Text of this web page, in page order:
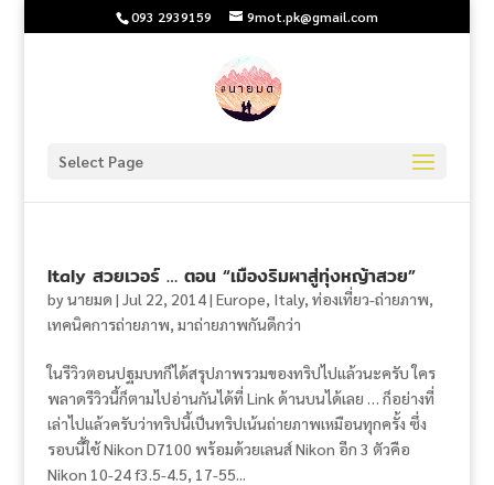
093 2939159 9mot.pk@gmail.com
Select Page
Italy สวยเวอร์ … ตอน “เมืองริมผาสู่ทุ่งหญ้าสวย”
byนายมด | Jul 22, 2014| Europe, Italy, ท่องเที่ยว-ถ่ายภาพ,
เทคนิคการถ่ายภาพ, มาถ่ายภาพกันดีกว่า
ในรีวิวตอนปฐมบทก็ได้สรุปภาพรวมของทริปไปแล้วนะครับ ใคร
พลาดรีวิวนี้ก็ตามไปอ่านกันได้ที่ Link ด้านบนได้เลย … ก็อย่างที่
เล่าไปแล้วครับว่าทริปนี้เป็นทริปเน้นถ่ายภาพเหมือนทุกครั้ง ซึ่ง
รอบนี้ใช้ Nikon D7100 พร้อมด้วยเลนส์ Nikon อีก 3 ตัวคือ
Nikon 10-24 f3.5-4.5, 17-55...